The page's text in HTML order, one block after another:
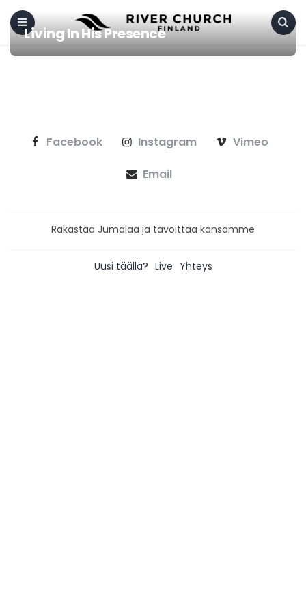
Menu Search
Living In His Presence
Facebook Instagram Vimeo
Email
Rakastaa Jumalaa ja tavoittaa kansamme
Uusi täällä? Live Yhteys